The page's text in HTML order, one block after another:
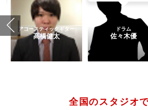
アコースティックギター
高橋健太
ドラム
佐々木優
全国のスタジオ